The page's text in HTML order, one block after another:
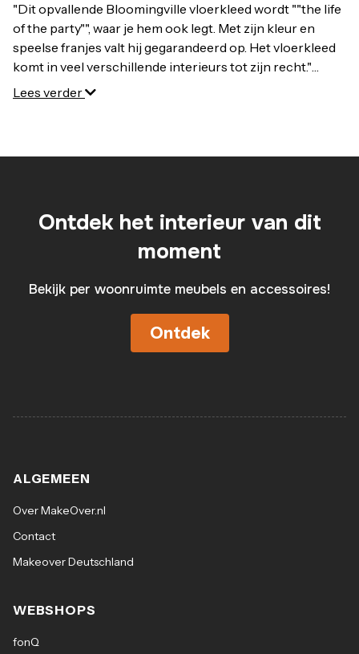
"Dit opvallende Bloomingville vloerkleed wordt ""the life
of the party"", waar je hem ook legt. Met zijn kleur en
speelse franjes valt hij gegarandeerd op. Het vloerkleed
komt in veel verschillende interieurs tot zijn recht."
Bestel Bloomingville Sun 01 Vloerkleed online bij fonQ.
Lees verder
Ontdek het interieur van dit
moment
Bekijk per woonruimte meubels en accessoires!
Ontdek
ALGEMEEN
Over MakeOver.nl
Contact
Makeover Deutschland
WEBSHOPS
fonQ